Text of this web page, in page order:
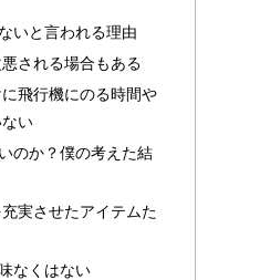
いと言われる理由
される場合もある
飛行機にのる時間や
い
のか？僕の考えた結
実させたアイテムた
なくはない